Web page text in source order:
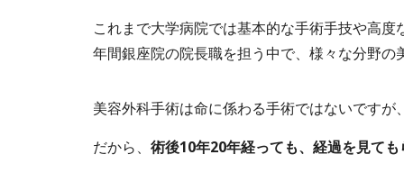
これまで大学病院では基本的な手術手技や高
年間銀座院の院長職を担う中で、様々な分野
美容外科手術は命に係わる手術ではないです
だから、 術後10年20年経っても、経過を見て